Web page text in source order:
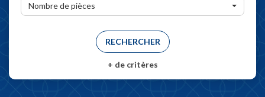
Nombre de pièces
+ de critères